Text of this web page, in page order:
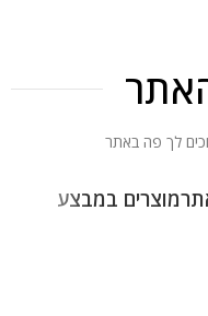
לך פה באתר
מוצרים במבצע